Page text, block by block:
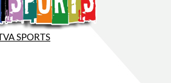
SPORTS